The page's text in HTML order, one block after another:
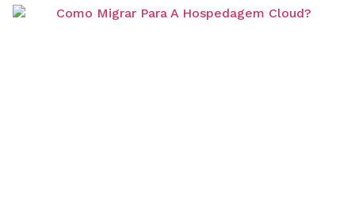
máquina, o seu site é distribuído em diversos pontos